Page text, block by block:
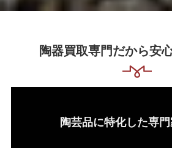
陶器買取専門だから安
陶芸品に特化した専